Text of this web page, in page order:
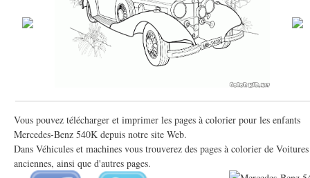
Vous pouvez télécharger et imprimer les pages à colorier pour les enfants
Mercedes-Benz 540K depuis notre site Web.
Dans Véhicules et machines vous trouverez des pages à colorier de Voitures
anciennes, ainsi que d'autres pages.